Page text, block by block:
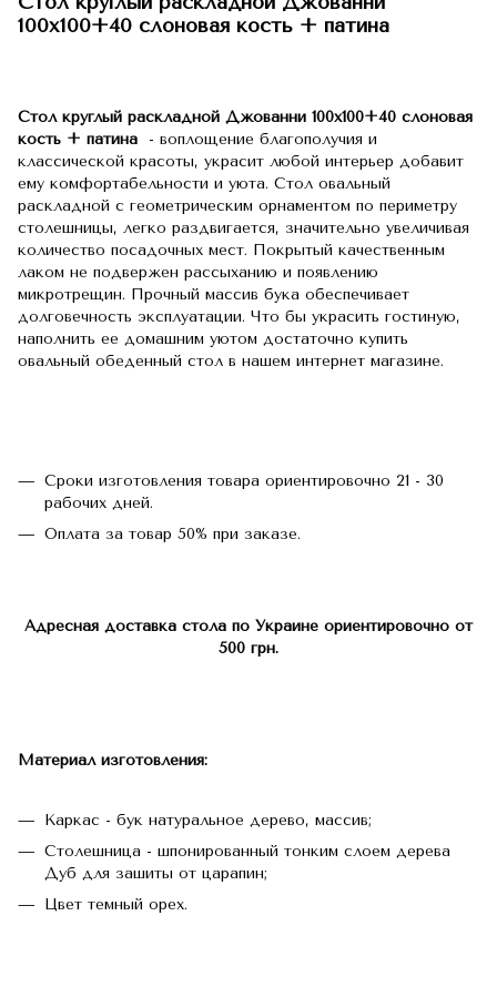
100х100+40 слоновая кость + патина
Cтол круглый раскладной Джованни 100х100+40 слоновая
кость + патина - воплощение благополучия и
классической красоты, украсит любой интерьер добавит
ему комфортабельности и уюта. Стол овальный
раскладной с геометрическим орнаментом по периметру
столешницы, легко раздвигается, значительно увеличивая
количество посадочных мест. Покрытый качественным
лаком не подвержен рассыханию и появлению
микротрещин. Прочный массив бука обеспечивает
долговечность эксплуатации. Что бы украсить гостиную,
наполнить ее домашним уютом достаточно купить
овальный обеденный стол в нашем интернет магазине.
Сроки изготовления товара ориентировочно 21 - 30
рабочих дней.
Оплата за товар 50% при заказе.
Адресная доставка стола по Украине ориентировочно от
500 грн.
Материал изготовления:
Каркас - бук натуральное дерево, массив;
Столешница - шпонированный тонким слоем дерева
Дуб для зашиты от царапин;
Цвет темный орех.